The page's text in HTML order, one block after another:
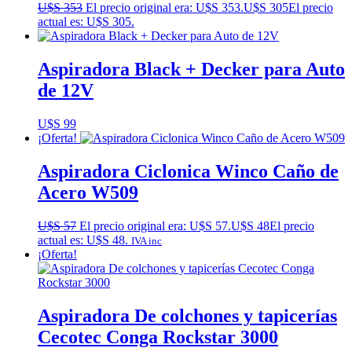
U$S353 El precio original era: U$S 353.U$S 305El precio
actual es: U$S 305.
Aspiradora Black + Decker para Auto
de 12V
U$S 99
¡Oferta!
Aspiradora Ciclonica Winco Caño de
Acero W509
U$S57 El precio original era: U$S 57.U$S 48El precio
actual es: U$S 48. IVA inc
¡Oferta!
Aspiradora De colchones y tapicerías
Cecotec Conga Rockstar 3000